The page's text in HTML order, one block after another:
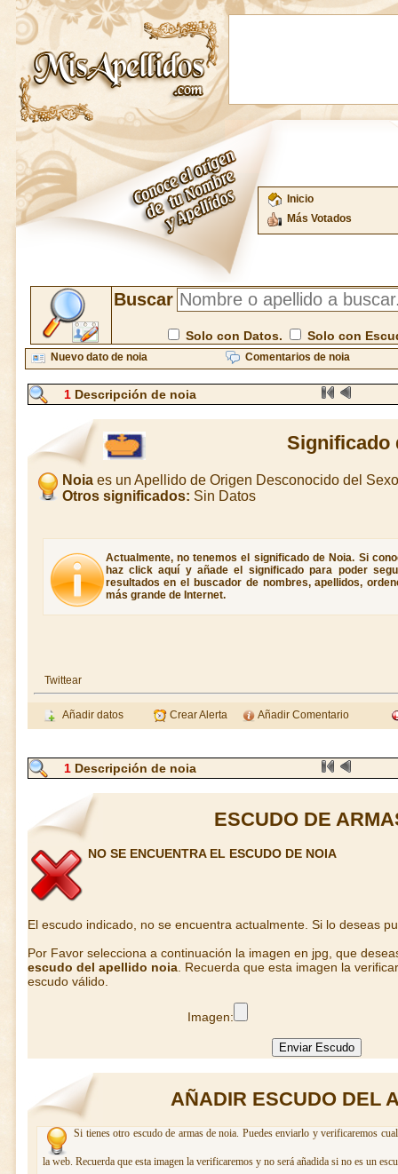
Inicio
Más Votados
Buscar
Solo con Datos. Solo con
Nuevo dato de noia Comentarios de noia
1 Descripción de noia
Significado
Noiaes un Apellido de Origen Desconocido del
Otros significados: Sin Datos
Actualmente, no tenemos el significado de Noia. Si
haz click aquí y añade el significado para poder
resultados en el buscador de nombres, apellidos,
más grande de Internet.
Twittear
Añadir datos Crear Alerta Añadir Comentario
1 Descripción de noia
ESCUDO DE
NO SE ENCUENTRA EL ESCUDO DE NOIA
El escudo indicado, no se encuentra actualmente. Si lo deseas
Por Favor selecciona a continuación la imagen en jpg, que
escudo del apellido noia . Recuerda que esta imagen la
escudo válido.
Imagen:
AÑADIR ESCUDO DEL
Si tienes otro escudo de armas de noia. Puedes enviarlo y verificaremos
la web. Recuerda que esta imagen la verificaremos y no será añadida si no es un